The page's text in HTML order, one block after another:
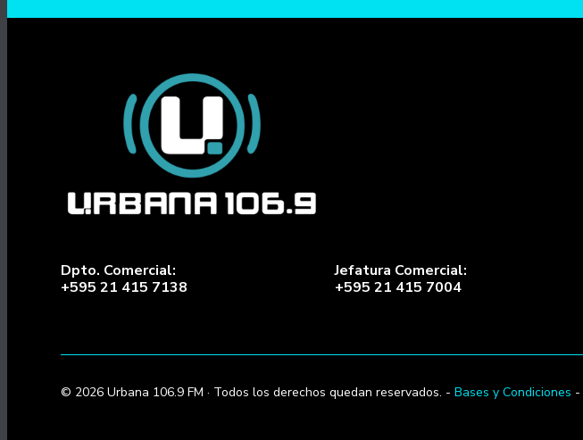
Dpto. Comercial:
+595 21 415 7138
Jefatura Comercial:
+595 21 415 7004
© 2026 Urbana 106.9 FM · Todos los derechos quedan reservados. - Bases y Condiciones -